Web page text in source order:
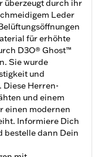
überzeugt durch ihr
Leder
für erhöhte
D3O® Ghost™
Sie wurde
und
Herren-
und einem
einen modernen
Informiere Dich
bestelle dann Dein